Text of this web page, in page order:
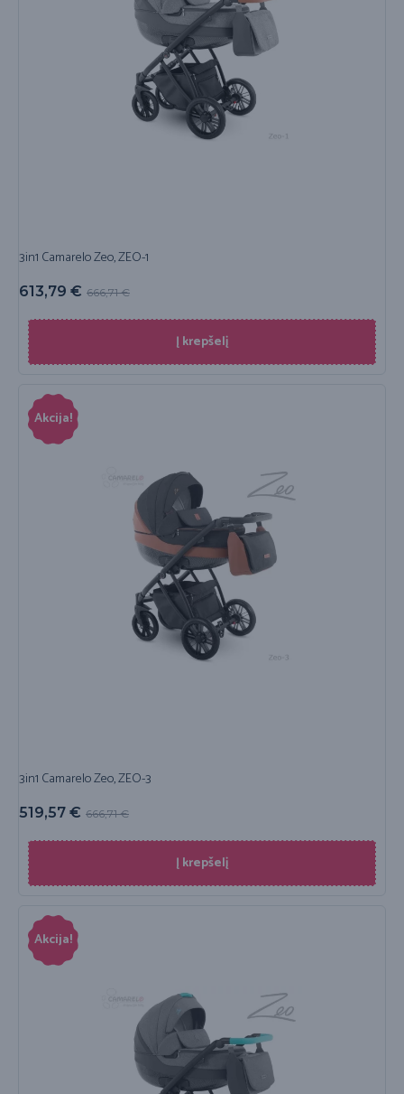
3in1 Camarelo Zeo, ZEO-1
666,71€
613,79 €
Į krepšelį
Akcija!
3in1 Camarelo Zeo, ZEO-3
666,71€
519,57 €
Į krepšelį
Akcija!